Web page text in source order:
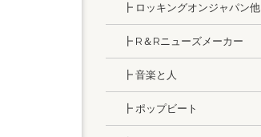
┣ ロッキングオンジャパン他
┣ R＆Rニューズメーカー
┣ 音楽と人
┣ ポップビート